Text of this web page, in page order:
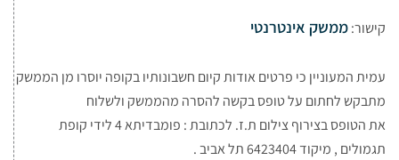
קישור:ממשק אינטרנטי
עמית המעוניין כי פרטים אודות קיום חשבונותיו בקופה יוסרו מן הממשק
מתבקש לחתום על טופס בקשה להסרה מהממשק ולשלוח
את הטופס בצירוף צילום ת.ז. לכתובת : פומבדיתא 4 לידי קופת
תגמולים , מיקוד 6423404 תל אביב .